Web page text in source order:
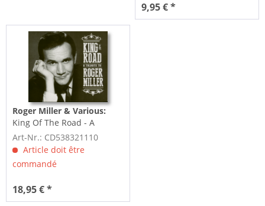
9,95 € *
Roger Miller & Various:
King Of The Road - A
Tribute To Roger Miller...
Art-Nr.: CD538321110
Article doit être
commandé
18,95 € *